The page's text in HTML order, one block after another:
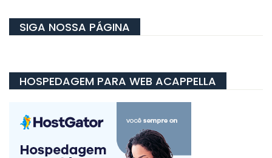
SIGA NOSSA PÁGINA
HOSPEDAGEM PARA WEB ACAPPELLA